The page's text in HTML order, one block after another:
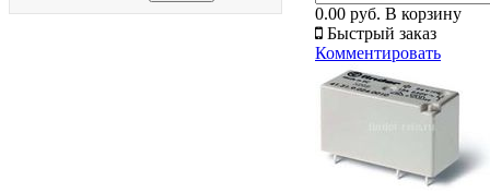
0.00 руб. В корзину
Быстрый заказ
Комментировать